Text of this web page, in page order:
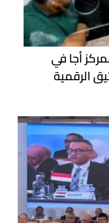
أجا في
الرقمية